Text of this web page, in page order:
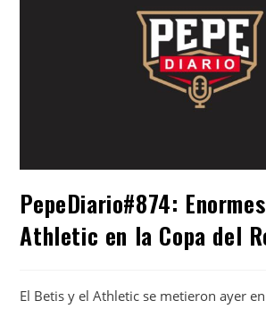
PepeDiario#874:
Athletic en la Copa del
El Betis y el Athletic se metieron ayer